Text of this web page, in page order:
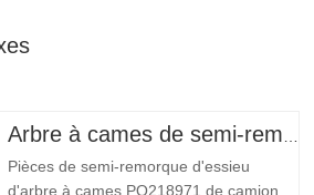
Pièces de semi-remorque d'essieu
d'arbre à cames PO218971 de camion